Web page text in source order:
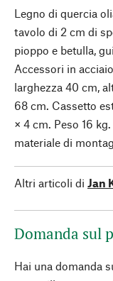
Legno di quercia
tavolo di 2 cm di
pioppo e betulla,
Accessori in
larghezza 40 cm,
68 cm. Cassetto
× 4 cm. Peso 16
materiale di
Altri articoli di Jan
Domanda sul
Hai una domanda